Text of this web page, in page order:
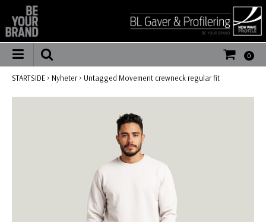
0
STARTSIDE> Nyheter> Untagged Movement crewneck regular fit